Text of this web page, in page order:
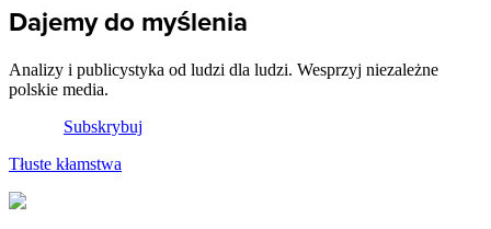
Dajemy do myślenia
Analizy i publicystyka od ludzi dla ludzi. Wesprzyj niezależne
polskie media.
Subskrybuj
Tłuste kłamstwa